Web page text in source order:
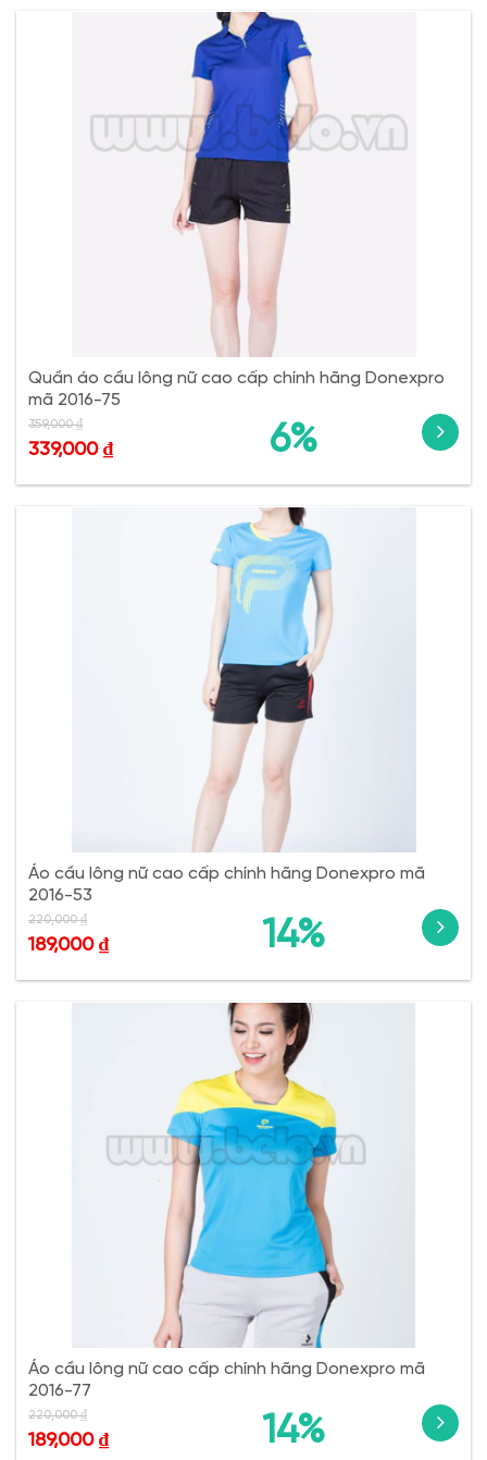
Quần áo cầu lông nữ cao cấp chính hãng Donexpro
mã 2016-75
6%
359,000₫
339,000 ₫
Áo cầu lông nữ cao cấp chính hãng Donexpro mã
2016-53
14%
220,000₫
189,000 ₫
Áo cầu lông nữ cao cấp chính hãng Donexpro mã
2016-77
14%
220,000₫
189,000 ₫